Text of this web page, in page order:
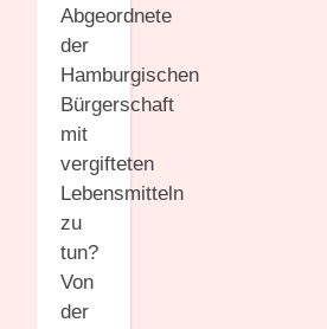
Abgeordnete
der
Hamburgischen
Bürgerschaft
mit
vergifteten
Lebensmitteln
zu
tun?
Von
der